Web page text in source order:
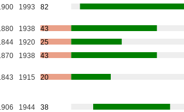
1993 82
1938
43
1920
25
1938 43
1915 20
1944
38